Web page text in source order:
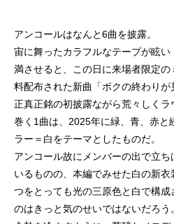
アンコールはなんと6曲を披露。
宙に舞ったカラフルなテープが眩
満させると、この日に来場者限定
料配布された新曲「ボクの終わりが
正真正銘の初披露ながら荒々しく
巻く1曲は、2025年に緑、青、赤と
ラー＝白をテーマとしたものだ。
アンコール故にメンバーの出で立
いるものの、本編でみせた白の新
つをとっても光の三原色と白で構
のはきっと気のせいではないだろう。